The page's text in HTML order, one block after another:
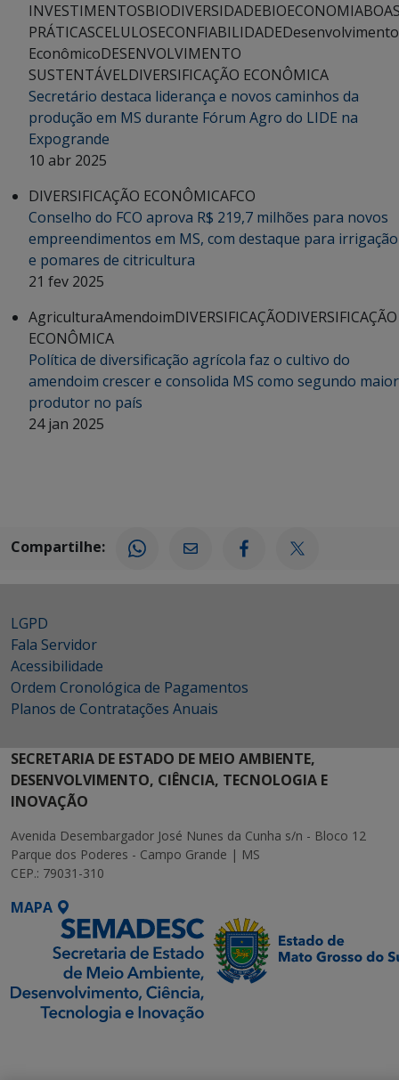
INVESTIMENTOSBIODIVERSIDADEBIOECONOMIA
PRÁTICASCELULOSECONFIABILIDADEDesenvolvimento
EconômicoDESENVOLVIMENTO
SUSTENTÁVELDIVERSIFICAÇÃO ECONÔMICA
Secretário destaca liderança e novos caminhos da
produção em MS durante Fórum Agro do LIDE na
Expogrande
10 abr 2025
DIVERSIFICAÇÃO ECONÔMICAFCO
Conselho do FCO aprova R$ 219,7 milhões para novos
empreendimentos em MS, com destaque para irrigação
e pomares de citricultura
21 fev 2025
AgriculturaAmendoimDIVERSIFICAÇÃODIVERSIFICAÇÃO
ECONÔMICA
Política de diversificação agrícola faz o cultivo do
amendoim crescer e consolida MS como segundo maior
produtor no país
24 jan 2025
Compartilhe:
LGPD
Fala Servidor
Acessibilidade
Ordem Cronológica de Pagamentos
Planos de Contratações Anuais
SECRETARIA DE ESTADO DE MEIO AMBIENTE,
DESENVOLVIMENTO, CIÊNCIA, TECNOLOGIA E
INOVAÇÃO
Avenida Desembargador José Nunes da Cunha s/n - Bloco 12
Parque dos Poderes - Campo Grande | MS
CEP.: 79031-310
MAPA